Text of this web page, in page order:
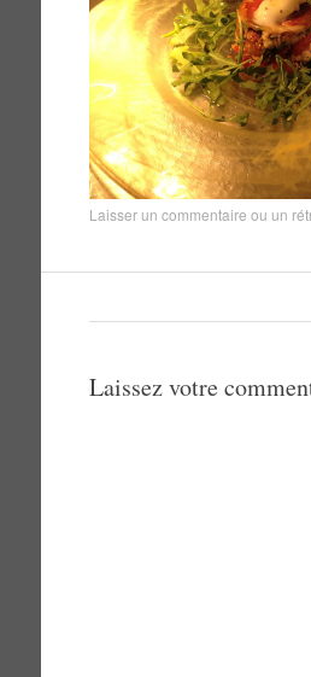
Laisser un commentaire ou un
Laissez votre